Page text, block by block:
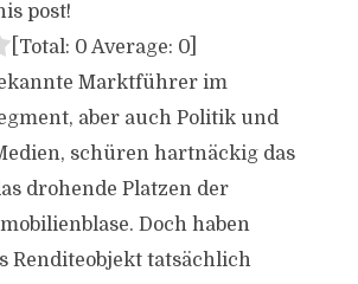
post!
[Total: 0 Average: 0]
Marktführer im
aber auch Politik und
schüren hartnäckig das
drohende Platzen der
Doch haben
Renditeobjekt tatsächlich